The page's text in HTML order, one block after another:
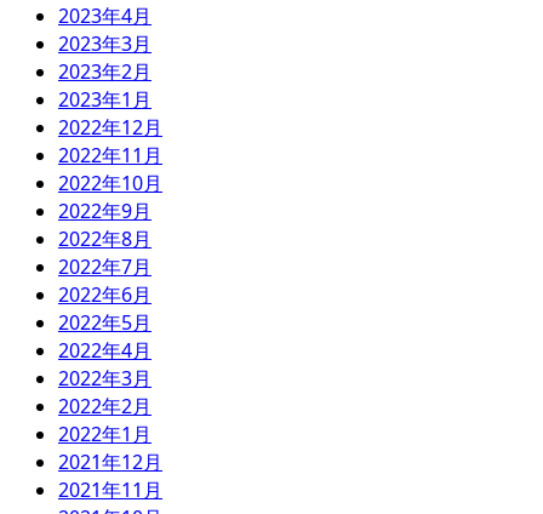
2023年4月
2023年3月
2023年2月
2023年1月
2022年12月
2022年11月
2022年10月
2022年9月
2022年8月
2022年7月
2022年6月
2022年5月
2022年4月
2022年3月
2022年2月
2022年1月
2021年12月
2021年11月